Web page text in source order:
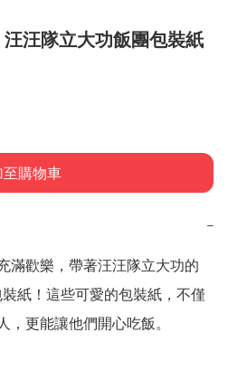
汪隊立大功飯團包裝紙
至購物車
−
滿歡樂，帶著汪汪隊立大功的
紙！這些可愛的包裝紙，不僅
更能讓他們開心吃飯。